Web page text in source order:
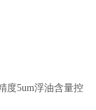
度5um浮油含量控